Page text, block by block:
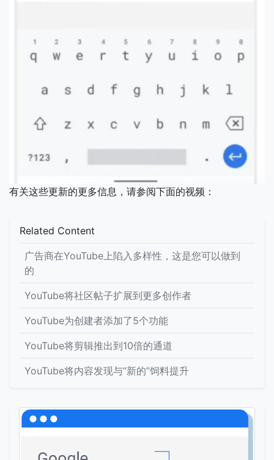
有关这些更新的更多信息，请参阅下面的视频：
Related Content
广告商在YouTube上陷入多样性，这是您可以做到
的
YouTube将社区帖子扩展到更多创作者
YouTube为创建者添加了5个功能
YouTube将剪辑推出到10倍的通道
YouTube将内容发现与“新的”饲料提升